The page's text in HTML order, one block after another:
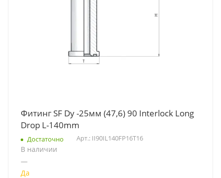
Фитинг SF Dу -25мм (47,6) 90 Interlock Long
Drop L-140mm
Достаточно Арт.: II90IL140FP16T16
В наличии
—
Да